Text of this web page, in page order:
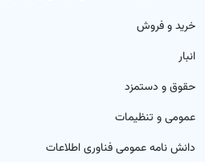
درآمد و هزینه خدمات با گزارش‌های شفاف و
تولید
خدمات
خرید و فروش
انبار
حقوق و دستمزد
عمومی و تنظیمات
دانش نامه عمومی فناوری اطلاعات